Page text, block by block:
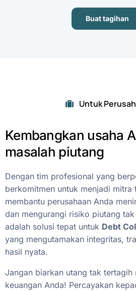
Buat tagihan
Untuk
Kembangkan usaha
masalah piutang
Dengan tim profesional yang
berkomitmen untuk menjadi mitra
membantu perusahaan Anda
dan mengurangi risiko piutang tak
adalah solusi tepat untuk Debt
yang mengutamakan integritas,
hasil nyata.
Jangan biarkan utang tak tertagih
keuangan Anda! Percayakan